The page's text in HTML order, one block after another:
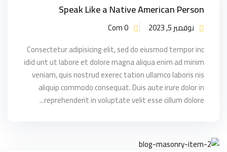
Speak Like a Native American Person
نوفمبر 5, 2023
Com 0
Consectetur adipisicing elit, sed do eiusmod tempor inc
idid unt ut labore et dolore magna aliqua enim ad minim
veniam, quis nostrud exerec tation ullamco laboris nis
aliquip commodo consequat. Duis aute irure dolor in
reprehenderit in voluptate velit esse cillum dolore...